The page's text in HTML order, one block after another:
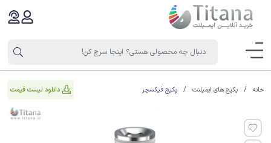
خانه پکیج های ایمپلنت پکیج فیکسچر دانلود لیست قیمت